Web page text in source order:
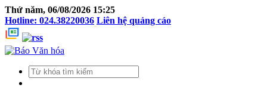
Thứ năm, 06/08/2026 15:25
Hotline: 024.38220036 Liên hệ quảng cáo